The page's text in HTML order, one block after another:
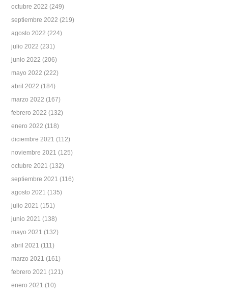
octubre 2022 (249)
septiembre 2022 (219)
agosto 2022 (224)
julio 2022 (231)
junio 2022 (206)
mayo 2022 (222)
abril 2022 (184)
marzo 2022 (167)
febrero 2022 (132)
enero 2022 (118)
diciembre 2021 (112)
noviembre 2021 (125)
octubre 2021 (132)
septiembre 2021 (116)
agosto 2021 (135)
julio 2021 (151)
junio 2021 (138)
mayo 2021 (132)
abril 2021 (111)
marzo 2021 (161)
febrero 2021 (121)
enero 2021 (10)